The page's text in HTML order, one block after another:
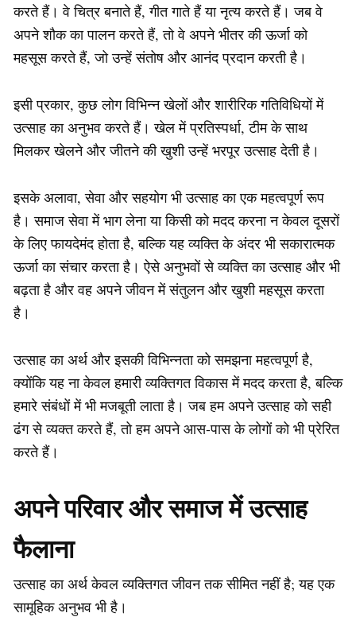
करते हैं। वे चित्र बनाते हैं, गीत गाते हैं या नृत्य करते हैं। जब वे
अपने शौक का पालन करते हैं, तो वे अपने भीतर की ऊर्जा को
महसूस करते हैं, जो उन्हें संतोष और आनंद प्रदान करती है।
इसी प्रकार, कुछ लोग विभिन्न खेलों और शारीरिक गतिविधियों में
उत्साह का अनुभव करते हैं। खेल में प्रतिस्पर्धा, टीम के साथ
मिलकर खेलने और जीतने की खुशी उन्हें भरपूर उत्साह देती है।
इसके अलावा, सेवा और सहयोग भी उत्साह का एक महत्वपूर्ण रूप
है। समाज सेवा में भाग लेना या किसी को मदद करना न केवल दूसरों
के लिए फायदेमंद होता है, बल्कि यह व्यक्ति के अंदर भी सकारात्मक
ऊर्जा का संचार करता है। ऐसे अनुभवों से व्यक्ति का उत्साह और भी
बढ़ता है और वह अपने जीवन में संतुलन और खुशी महसूस करता
है।
उत्साह का अर्थ और इसकी विभिन्नता को समझना महत्वपूर्ण है,
क्योंकि यह ना केवल हमारी व्यक्तिगत विकास में मदद करता है, बल्कि
हमारे संबंधों में भी मजबूती लाता है। जब हम अपने उत्साह को सही
ढंग से व्यक्त करते हैं, तो हम अपने आस-पास के लोगों को भी प्रेरित
करते हैं।
अपने परिवार और समाज में उत्साह
फैलाना
उत्साह का अर्थ केवल व्यक्तिगत जीवन तक सीमित नहीं है; यह एक
सामूहिक अनुभव भी है।